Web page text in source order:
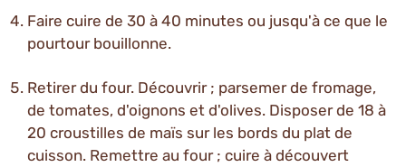
Faire cuire de 30 à 40 minutes ou jusqu'à ce que le
pourtour bouillonne.
Retirer du four. Découvrir ; parsemer de fromage,
de tomates, d'oignons et d'olives. Disposer de 18 à
20 croustilles de maïs sur les bords du plat de
cuisson. Remettre au four ; cuire à découvert